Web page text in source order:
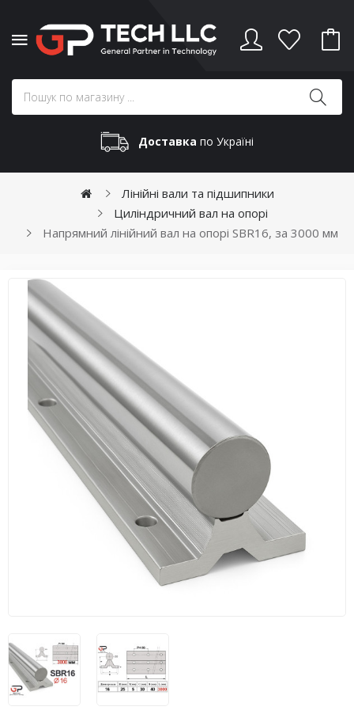
Доставка по Україні
Лінійні вали та підшипники
Циліндричний вал на опорі
Напрямний лінійний вал на опорі SBR16, за 3000 мм